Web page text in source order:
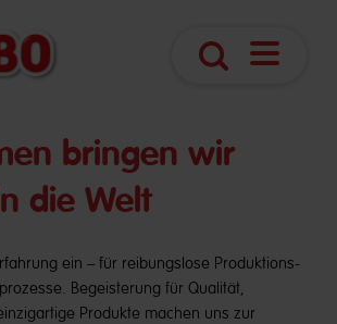
bringen wir
die Welt
ein – für reibungslose Produktions-
Begeisterung für Qualität,
Produkte machen uns zur